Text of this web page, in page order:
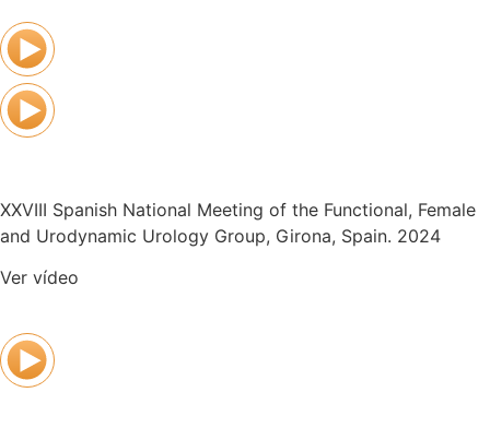
XXVIII Spanish National Meeting of the Functional, Female
and Urodynamic Urology Group, Girona, Spain. 2024
Ver vídeo